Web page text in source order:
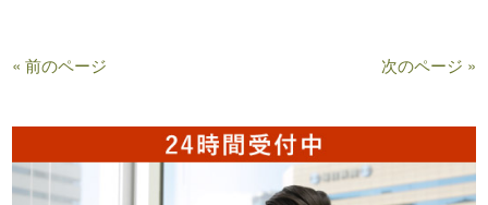
« 前のページ 次のページ »